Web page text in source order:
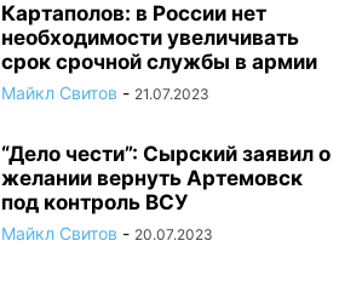
Картаполов: в России нет
необходимости увеличивать
срок срочной службы в армии
Майкл Свитов - 21.07.2023
“Дело чести”: Сырский заявил о
желании вернуть Артемовск
под контроль ВСУ
Майкл Свитов - 20.07.2023